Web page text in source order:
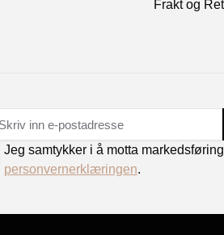
Frakt og
Jeg samtykker i å motta
personvernerklæringen.